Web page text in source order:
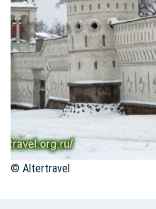
© Altertravel